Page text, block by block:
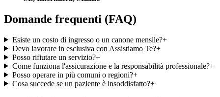
Domande frequenti (FAQ)
Esiste un costo di ingresso o un canone mensile?+
Devo lavorare in esclusiva con Assistiamo Te?+
Posso rifiutare un servizio?+
Come funziona l'assicurazione e la responsabilità professionale?+
Posso operare in più comuni o regioni?+
Cosa succede se un paziente è insoddisfatto?+